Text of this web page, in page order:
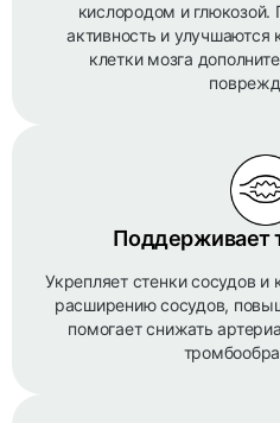
кислородом и
активность и улучшаются
клетки мозга
Поддерживает
Укрепляет стенки сосудов и
расширению сосудов,
помогает снижать